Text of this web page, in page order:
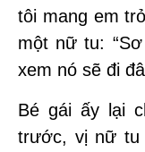
tôi mang em
một nữ tu:
xem nó sẽ đi
Bé gái ấy lại
trước, vị nữ tu